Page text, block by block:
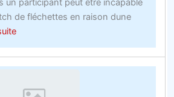
un participant peut être incapable
de fléchettes en raison dune
about
Le
nouveau
de